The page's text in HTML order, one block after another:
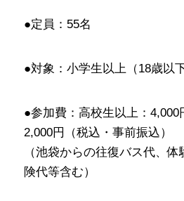
●定員：55名
●対象：小学生以上（18歳以
●参加費：高校生以上：
2,000円（税込・事前振込）
（池袋からの往復バス代、
険代等含む）